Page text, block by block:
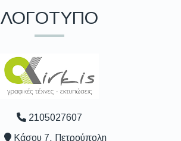
ΛΟΓΟΤΥΠΟ
2105027607
Κάσου 7, Πετρούπολη